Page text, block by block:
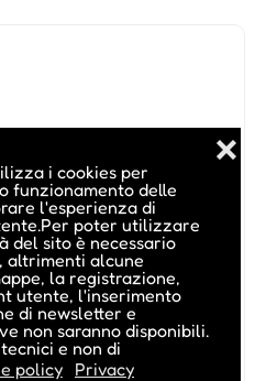
i cookies per
funzionamento delle
l'esperienza di
poter utilizzare
del sito è necessario
altrimenti alcune
la registrazione,
utente, l'inserimento
di newsletter e
non saranno disponibili.
e non di
policy Privacy
❌